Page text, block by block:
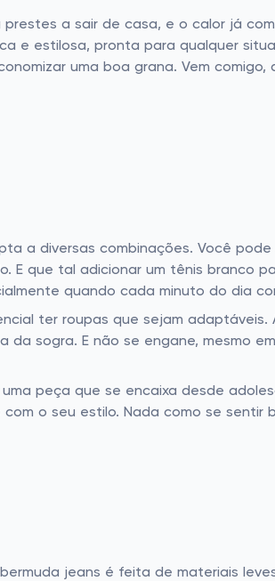
a sair de casa, e o calor já
e estilosa, pronta para qualquer
uma boa grana. Vem
a diversas combinações. Você
E que tal adicionar um tênis branco
quando cada minuto do dia
ter roupas que sejam
sogra. E não se engane, mesmo
peça que se encaixa desde
o seu estilo. Nada como se sentir
jeans é feita de materiais